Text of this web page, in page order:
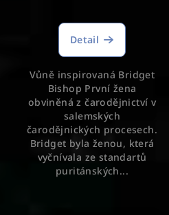
hodnocení
produktu
z
5
hvězdiček.
Detail
Vůně inspirovaná Bridget
Bishop První žena
obviněná z čarodějnictví v
salemských
čarodějnických procesech.
Bridget byla ženou, která
vyčnívala ze standartů
puritánských...